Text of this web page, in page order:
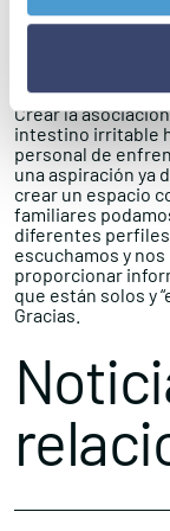
cosas, nos
objetivos
esforzarse y
alguna resulta un
mejor y que
Crear la
intestino irritable
personal de
una aspiración ya
crear un espacio
familiares
diferentes perfiles
escuchamos y
proporcionar
que están solos y
Gracias.